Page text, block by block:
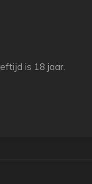
is 18 jaar.